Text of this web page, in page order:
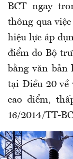
BCT ngay
thông qua
hiệu lực áp
điểm do Bộ
bằng văn
tại Điều 20 về
cao điểm,
16/2014/TT-